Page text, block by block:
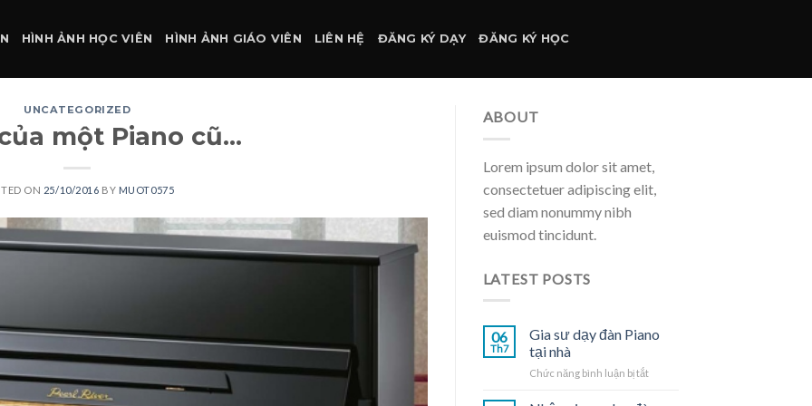
HÌNH ẢNH HỌC VIÊN HÌNH ẢNH GIÁO VIÊN LIÊN HỆ ĐĂNG KÝ DẠY ĐĂNG KÝ HỌC
UNCATEGORIZED
một Piano cũ…
ON 25/10/2016 BY MUOT0575
ABOUT
Lorem ipsum dolor sit amet,
consectetuer adipiscing elit,
sed diam nonummy nibh
euismod tincidunt.
LATEST POSTS
06
Th7
Gia sư dạy đàn Piano
tại nhà
Chức năng bình luận bị tắtở